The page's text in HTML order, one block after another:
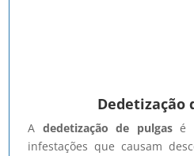
Dedetização
A dedetização de pulgasé
infestações que causam